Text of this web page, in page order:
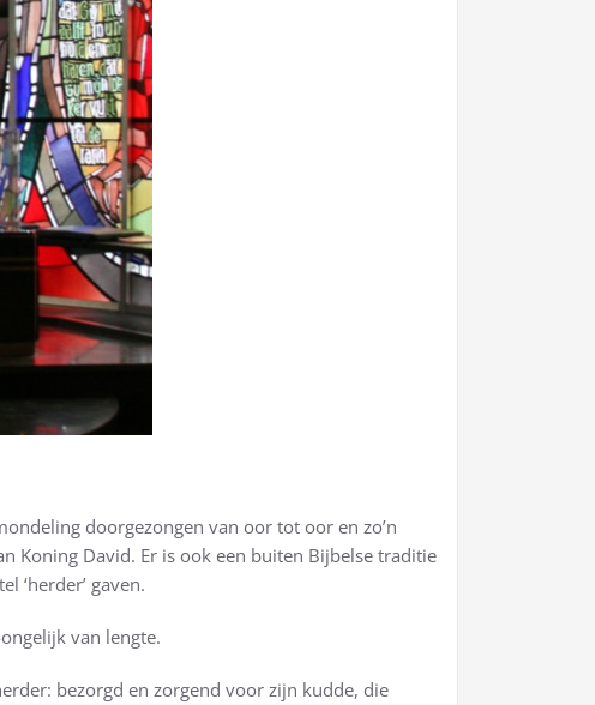
doorgezongen van oor tot oor en zo’n
Koning David. Er is ook een buiten Bijbelse traditie
‘herder’ gaven.
van lengte.
bezorgd en zorgend voor zijn kudde, die